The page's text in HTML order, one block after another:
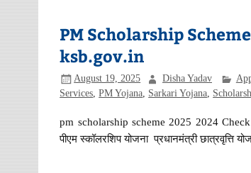
PM Scholarship
ksb.gov.in
August 19, 2025 Disha Yadav
Services,PM Yojana, Sarkari Yojana,
pm scholarship scheme 2025 2024
पीएम स्कॉलरशिप योजना प्रधानमंत्री छात्रवृत्ति